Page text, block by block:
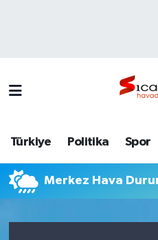
Türkiye Politika Spor
Merkez Hava